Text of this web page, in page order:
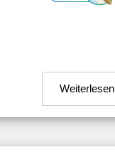
Weiterlesen